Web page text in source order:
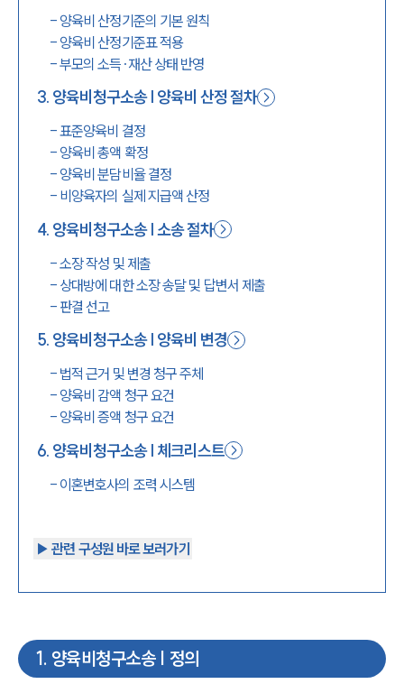
- 양육비 산정기준의 기본 원칙
- 양육비 산정기준표 적용
-부모의 소득·재산 상태 반영
3. 양육비청구소송 | 양육비 산정 절차
-표준양육비 결정
- 양육비 총액 확정
- 양육비 분담비율 결정
- 비양육자의 실제 지급액 산정
4. 양육비청구소송 | 소송 절차
-소장 작성 및 제출
- 상대방에 대한 소장 송달 및 답변서 제출
- 판결 선고
5. 양육비청구소송 | 양육비 변경
- 법적 근거 및 변경 청구 주체
- 양육비 감액 청구 요건
- 양육비 증액 청구 요건
6. 양육비청구소송 | 체크리스트
- 이혼변호사의 조력 시스템
▶︎ 관련 구성원 바로 보러가기
1. 양육비청구소송 | 정의